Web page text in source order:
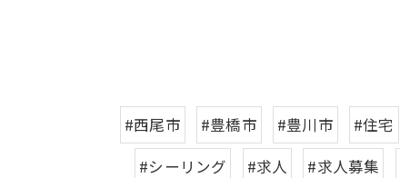
#西尾市 #豊橋市 #豊川市 #住宅
#シーリング
#求人 #求人募集